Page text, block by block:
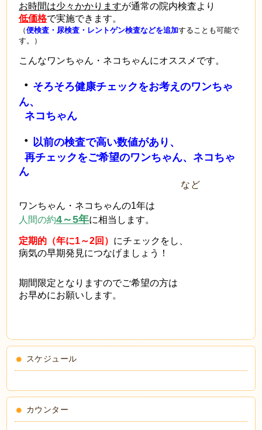
お時間は少々かかりますが通常の院内検査より
低価格で実施できます。
（便検査・尿検査・レントゲン検査などを追加することも可能で
す。）
こんなワンちゃん・ネコちゃんにオススメです。
・ そろそろ健康チェックをお考えのワンちゃ
ん、
ネコちゃん
・ 以前の検査で高い数値があり、
再チェックをご希望のワンちゃん、ネコちゃ
ん
など
ワンちゃん・ネコちゃんの1年は
人間の約4～5年に相当します。
定期的（年に1～2回） にチェックをし、
病気の早期発見につなげましょう！
期間限定となりますのでご希望の方は
お早めにお願いします。
スケジュール
カウンター